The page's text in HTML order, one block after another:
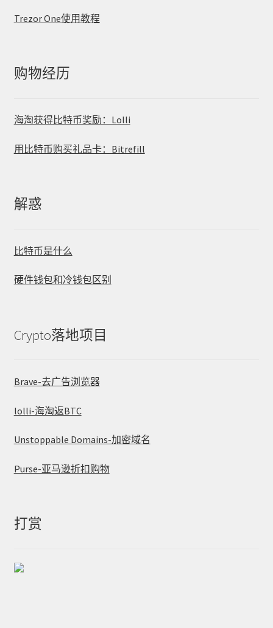
Trezor One使用教程
购物经历
海淘获得比特币奖励：Lolli
用比特币购买礼品卡：Bitrefill
解惑
比特币是什么
硬件钱包和冷钱包区别
Crypto落地项目
Brave-去广告浏览器
lolli-海淘返BTC
Unstoppable Domains-加密域名
Purse-亚马逊折扣购物
打赏